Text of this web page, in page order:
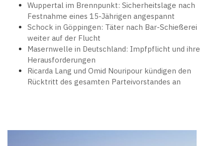
Wuppertal im Brennpunkt: Sicherheitslage nach
Festnahme eines 15-Jährigen angespannt
Schock in Göppingen: Täter nach Bar-Schießerei
weiter auf der Flucht
Masernwelle in Deutschland: Impfpflicht und ihre
Herausforderungen
Ricarda Lang und Omid Nouripour kündigen den
Rücktritt des gesamten Parteivorstandes an